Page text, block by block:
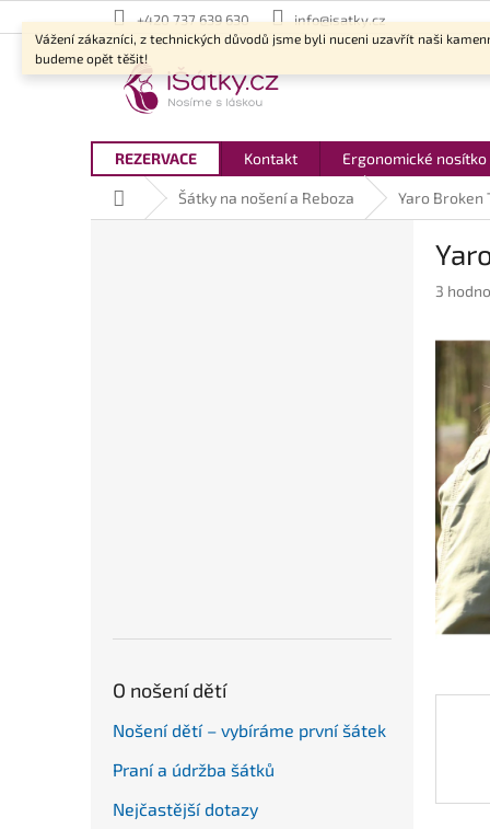
na
obsah
Vážení zákazníci, z technických důvodů jsme byli nuceni uzavřít naši
budeme opět těšit!
+420 737 639 630 info@isatky.cz
REZERVACE Kontakt Ergonomické nosítko
Domů Šátky na nošení a Reboza Yaro Broken
O nošení dětí
Nošení dětí – vybíráme první šátek
Praní a údržba šátků
Nejčastější dotazy
5
3